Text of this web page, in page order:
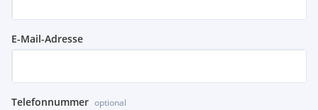
E-Mail-Adresse
Telefonnummer optional